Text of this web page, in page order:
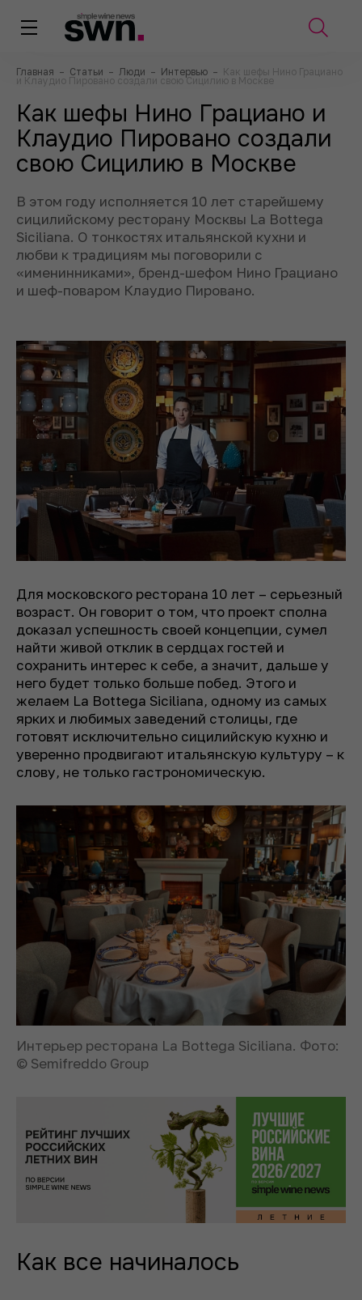
Главная – Статьи – Люди – Интервью – Как шефы Нино Грациано
и Клаудио Пировано создали свою Сицилию в Москве
Как шефы Нино Грациано и
Клаудио Пировано создали
свою Сицилию в Москве
В этом году исполняется 10 лет старейшему
сицилийскому ресторану Москвы La Bottega
Siciliana. О тонкостях итальянской кухни и
любви к традициям мы поговорили с
«именинниками», бренд-шефом Нино Грациано
и шеф-поваром Клаудио Пировано.
Для московского ресторана 10 лет – серьезный
возраст. Он говорит о том, что проект сполна
доказал успешность своей концепции, сумел
найти живой отклик в сердцах гостей и
сохранить интерес к себе, а значит, дальше у
него будет только больше побед. Этого и
желаем La Bottega Siciliana, одному из самых
ярких и любимых заведений столицы, где
готовят исключительно сицилийскую кухню и
уверенно продвигают итальянскую культуру – к
слову, не только гастрономическую.
Интерьер ресторана La Bottega Siciliana. Фото:
© Semifreddo Group
Как все начиналось